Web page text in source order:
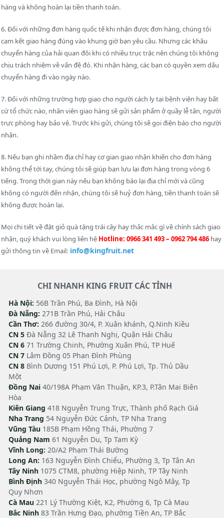
hàng và không hoàn lại tiền thanh toán.
6. Đối với những đơn hàng quốc tế khi nhận được đơn hàng, chúng tôi
cam kết giao hàng đúng vào khung giờ bạn yêu cầu. Nhưng các khâu
chuyển hàng của hải quan đôi khi có nhiều trục trặc nên chúng tôi không
chịu trách nhiệm về vấn đề đó. Khi nhận hàng, các bạn có quyền xem dấu
chuyển hàng đi vào ngày nào.
7. Đối với những trường hợp giao cho người cách ly tại bệnh viện hay bất
cứ tổ chức nào, nhân viên giao hàng sẽ gửi sản phẩm ở quầy lễ tân, người
trực phòng hay bảo vệ. Trước khi gửi, chúng tôi sẽ gọi điện báo cho người
nhận.
8. Nếu bạn ghi nhầm địa chỉ hay cơ gian giao nhận khiến cho đơn hàng
không thể tới tay, chúng tôi sẽ giúp bạn lưu lại đơn hàng trong vòng 6
tiếng. Trong thời gian này nếu bạn không báo lại địa chỉ mới và cũng
không có người đến nhận, chúng tôi sẽ huỷ đơn hàng, tiền thanh toán sẽ
không được hoàn lại.
Mọi chi tiết về đặt giỏ quà tặng trái cây hay thắc mắc gì về chính sách giao
nhận, quý khách vui lòng liên hệ Hotline: 0966 341 493 – 0962 794 486 hay
gửi thông tin về Email: info@kingfruit.net
CHI NHANH KING FRUIT CÁC TỈNH
Hà Nội: 56B Trần Phú, Ba Đình, Hà Nội
Đà Nẵng: 271B Trần Phú, Hải Châu
Cần Thơ: 266 đường 30/4, P. Xuân khánh, Q.Ninh Kiều
CN 5 Đà Nẵng 32 Lê Thanh Nghị, Quận Hải Châu
CN 6 71 Trường Chinh, Phường Xuân Phú, TP Huế
CN 7 Lâm Đồng 05 Phan Đình Phùng
CN 8 Bình Dương 151 Phú Lợi, P. Phú Lợi, Tp. Thủ Dầu
Một
Đồng Nai 40/198A Phạm Văn Thuận, KP.3, P.Tân Mai Biên
Hòa
Kiên Giang 418 Nguyễn Trung Trực, Thành phố Rạch Giá
Nha Trang 54 Nguyễn Đức Cảnh, TP Nha Trang
Vũng Tàu 185B Phạm Hồng Thái, Phường 7
Quảng Nam 61 Nguyễn Du, Tp Tam Kỳ
Vĩnh Long: 20/A2 Phạm Thái Bường
Long An: 163 Nguyễn Đình Chiểu, Phường 3, Tp Tân An
Tây Ninh 1075 CTM8, phường Hiệp Ninh, TP Tây Ninh
Bình Định 340 Nguyễn Thái Học, phường Ngô Mây, Tp
Quy Nhơn
Cà Mau 221 Lý Thường Kiệt, K2, Phường 6, Tp Cà Mau
Bắc Ninh 83 Trần Hưng Đạo, phường Tiền An, TP Bắc